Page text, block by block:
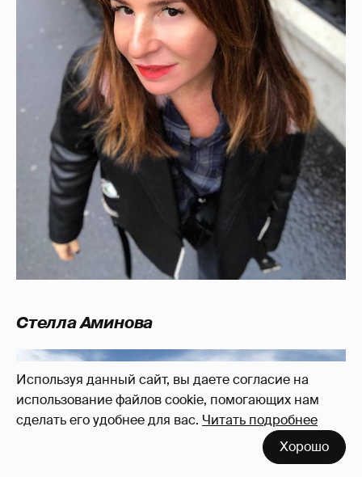
Используя данный сайт, вы даете согласие на
использование файлов cookie, помогающих нам
сделать его удобнее для вас. Читать подробнее
Хорошо
Стелла Аминова